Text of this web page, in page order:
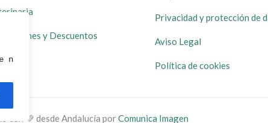
navegación, mostrar anuncios o contenido
y Descuentos
Privacidad y protección de
Aviso Legal
Política de cookies
con 💚 desde Andalucía porComunica Imagen